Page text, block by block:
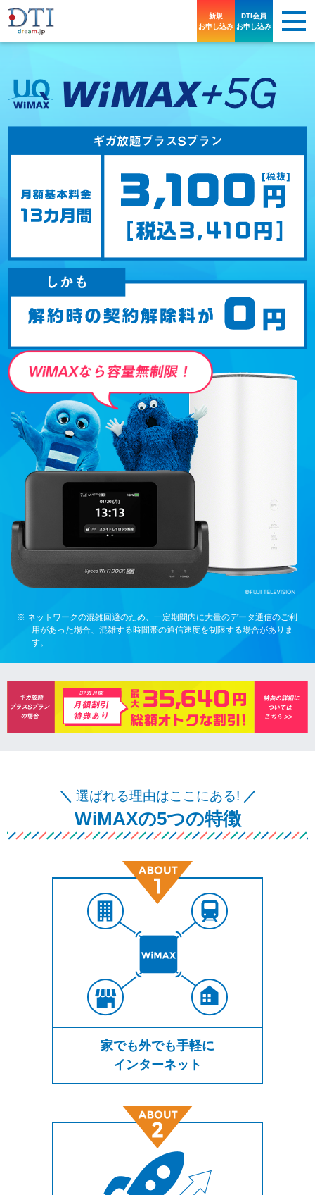
新規
お申し込み
DTI会員
お申し込み
※ ネットワークの混雑回避のため、一定期間内に大量のデータ通信のご利
用があった場合、混雑する時間帯の通信速度を制限する場合がありま
す。
＼ 選ばれる理由はここにある! ／
WiMAXの5つの特徴
家でも外でも手軽に
インターネット